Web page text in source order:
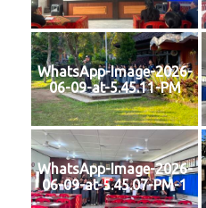
WhatsApp-Image-2026-
06-09-at-5.45.11-PM
WhatsApp-Image-2026-
06-09-at-5.45.07-PM-1